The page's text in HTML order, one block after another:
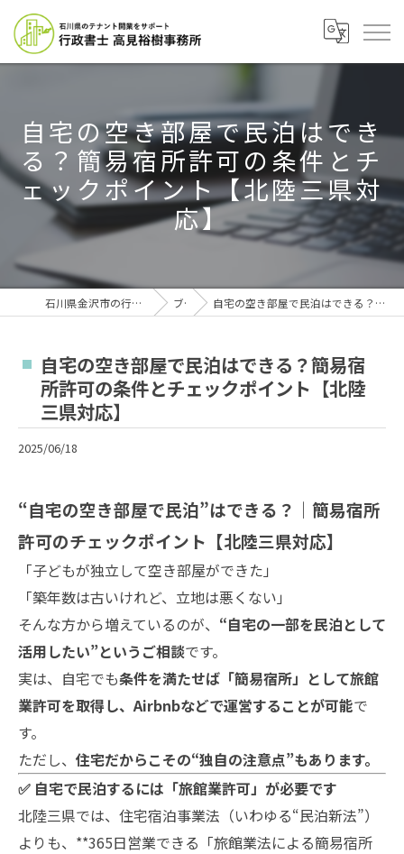
自宅の空き部屋で民泊はでき
る？簡易宿所許可の条件とチ
ェックポイント【北陸三県対
応】
石川県金沢市の行政書士なら行政書士高見裕樹事務所 ブログ 自宅の空き部屋で民泊はできる？簡易宿所許可の条件とチェックポイント【北陸三県対応】
自宅の空き部屋で民泊はできる？簡易宿
所許可の条件とチェックポイント【北陸
三県対応】
2025/06/18
“自宅の空き部屋で民泊”はできる？｜簡易宿所
許可のチェックポイント【北陸三県対応】
「子どもが独立して空き部屋ができた」
「築年数は古いけれど、立地は悪くない」
そんな方から増えているのが、 “自宅の一部を民泊として
活用したい”というご相談です。
実は、自宅でも条件を満たせば「簡易宿所」として旅館
業許可を取得し、Airbnbなどで運営することが可能で
す。
ただし、 住宅だからこその“独自の注意点”もあります。
✅ 自宅で民泊するには「旅館業許可」が必要です
北陸三県では、住宅宿泊事業法（いわゆる“民泊新法”）
よりも、**365日営業できる「旅館業法による簡易宿所